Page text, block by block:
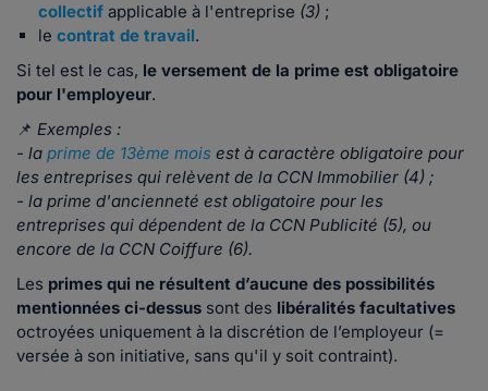
collectif applicable à l'entreprise (3) ;
le contrat de travail.
Si tel est le cas, le versement de la prime est obligatoire
pour l'employeur.
📌 Exemples :
- la prime de 13ème mois est à caractère obligatoire pour
les entreprises qui relèvent de la CCN Immobilier (4) ;
- la prime d'ancienneté est obligatoire pour les
entreprises qui dépendent de la CCN Publicité (5), ou
encore de la CCN Coiffure (6).
Les primes qui ne résultent d’aucune des possibilités
mentionnées ci-dessus sont des libéralités facultatives
octroyées uniquement à la discrétion de l’employeur (=
versée à son initiative, sans qu'il y soit contraint).